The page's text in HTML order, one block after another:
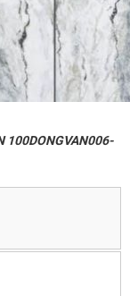
100DONGVAN006-